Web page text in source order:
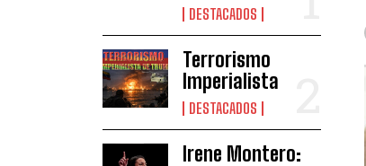
DESTACADOS
Terrorismo
Imperialista
DESTACADOS
Irene Montero: